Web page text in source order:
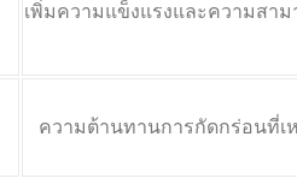
เพิ่มความแข็งแรงและความสาม
ความต้านทานการกัดกร่อนที่เ